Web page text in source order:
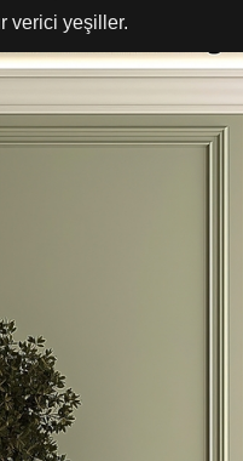
verici yeşiller.